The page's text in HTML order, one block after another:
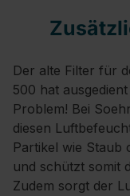
Der alte Filter für
500 hat
Problem! Bei
diesen
Partikel wie Staub
und schützt somit
Zudem sorgt der